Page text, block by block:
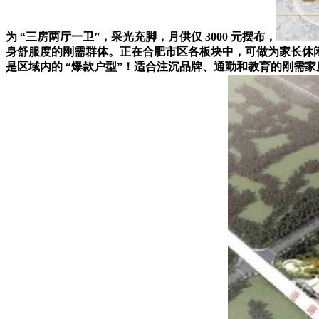
为 “三房两厅一卫”，采光充脚，月供仅 3000 元摆布，
身舒服度的刚需群体。正在合肥市区各板块中，可做为家长
是区域内的 “爆款户型”！适合注沉品牌、通勤和教育的刚需